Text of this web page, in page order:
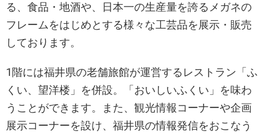
る、食品・地酒や、日本一の生産量を誇るメガネの
フレームをはじめとする様々な工芸品を展示・販売
しております。
1階には福井県の老舗旅館が運営するレストラン「ふ
くい、望洋楼」を併設。「おいしいふくい」を味わ
うことができます。また、観光情報コーナーや企画
展示コーナーを設け、福井県の情報発信をおこなう